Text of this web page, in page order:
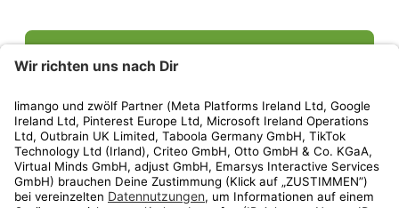
Weiter